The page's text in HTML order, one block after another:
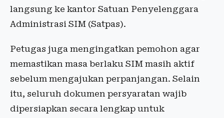
langsung ke kantor Satuan Penyelenggara
Administrasi SIM (Satpas).
Petugas juga mengingatkan pemohon agar
memastikan masa berlaku SIM masih aktif
sebelum mengajukan perpanjangan. Selain
itu, seluruh dokumen persyaratan wajib
dipersiapkan secara lengkap untuk